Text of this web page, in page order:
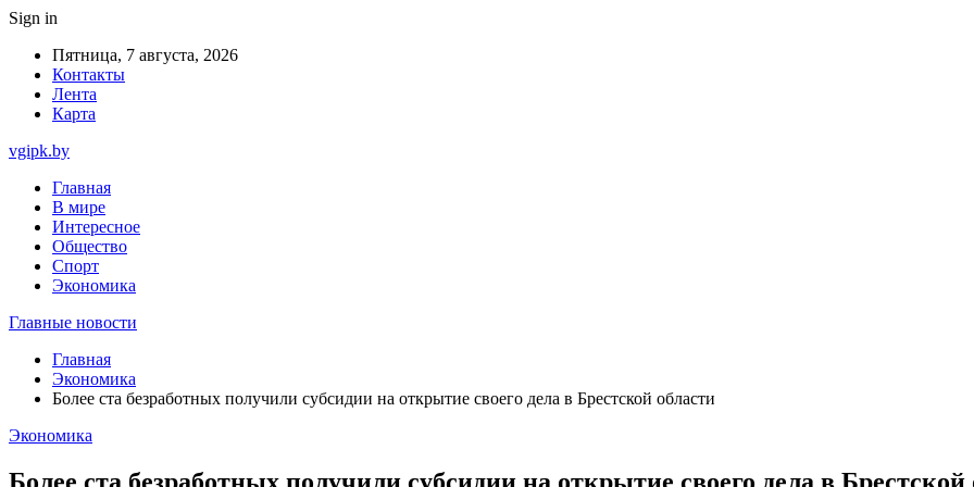
Sign in
Пятница, 7 августа, 2026
Контакты
Лента
Карта
vgipk.by
Главная
В мире
Интересное
Общество
Спорт
Экономика
Главные новости
Главная
Экономика
Более ста безработных получили субсидии на открытие своего дела в Брестской области
Экономика